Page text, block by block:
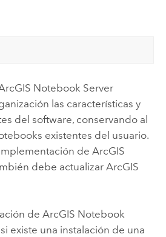
Notebook Server
las características y
del software, conservando al
existentes del usuario.
de ArcGIS
debe actualizar ArcGIS
de ArcGIS Notebook
existe una instalación de una